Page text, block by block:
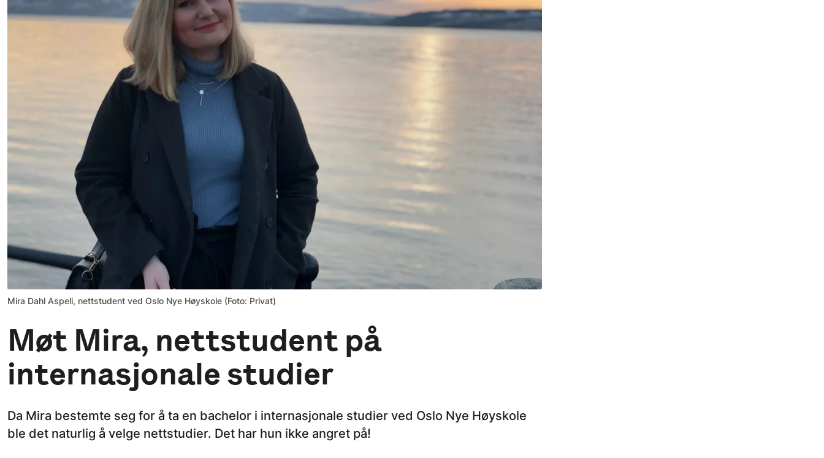
Mira Dahl Aspeli, nettstudent ved Oslo Nye Høyskole (Foto: Privat)
Møt Mira, nettstudent på
internasjonale studier
Da Mira bestemte seg for å ta en bachelor i internasjonale studier ved Oslo Nye Høyskole
ble det naturlig å velge nettstudier. Det har hun ikke angret på!